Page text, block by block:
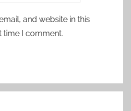
and website in this
time I comment.